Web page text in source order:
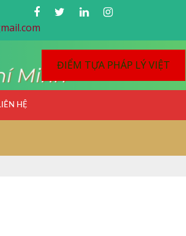
ĐIỂM TỰA PHÁP LÝ VIỆT
HỆ